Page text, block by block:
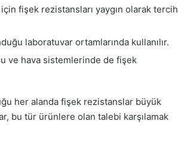
fişek rezistansları yaygın olarak tercih
laboratuvar ortamlarında kullanılır.
ve hava sistemlerinde de fişek
her alanda fişek rezistanslar büyük
bu tür ürünlere olan talebi karşılamak